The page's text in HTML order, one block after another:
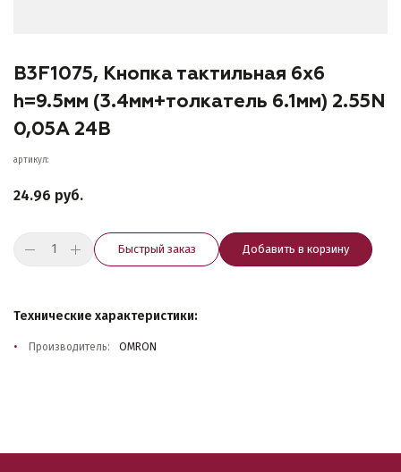
B3F1075, Кнопка тактильная 6х6
h=9.5мм (3.4мм+толкатель 6.1мм) 2.55N
0,05A 24В
артикул:
24.96 руб.
Добавить в корзину
Быстрый заказ
Технические характеристики:
Производитель: OMRON